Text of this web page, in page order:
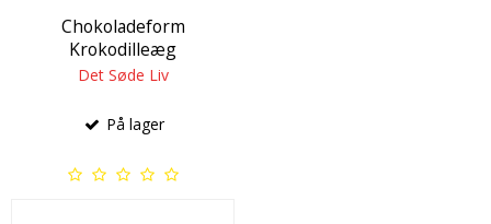
Chokoladeform
Krokodilleæg
Det Søde Liv
På lager